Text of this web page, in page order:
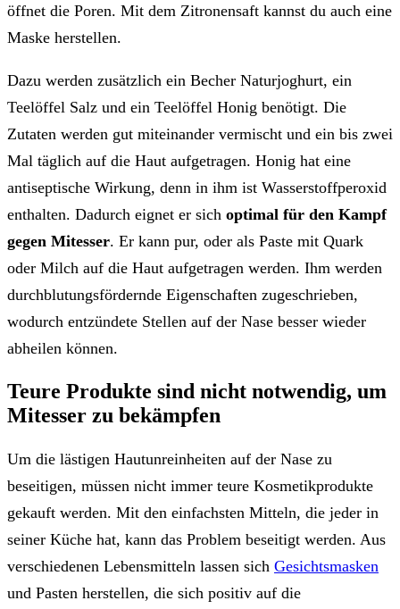
öffnet die Poren. Mit dem Zitronensaft kannst du auch eine
Maske herstellen.
Dazu werden zusätzlich ein Becher Naturjoghurt, ein
Teelöffel Salz und ein Teelöffel Honig benötigt. Die
Zutaten werden gut miteinander vermischt und ein bis zwei
Mal täglich auf die Haut aufgetragen. Honig hat eine
antiseptische Wirkung, denn in ihm ist Wasserstoffperoxid
enthalten. Dadurch eignet er sich optimal für den Kampf
gegen Mitesser. Er kann pur, oder als Paste mit Quark
oder Milch auf die Haut aufgetragen werden. Ihm werden
durchblutungsfördernde Eigenschaften zugeschrieben,
wodurch entzündete Stellen auf der Nase besser wieder
abheilen können.
Teure Produkte sind nicht notwendig, um
Mitesser zu bekämpfen
Um die lästigen Hautunreinheiten auf der Nase zu
beseitigen, müssen nicht immer teure Kosmetikprodukte
gekauft werden. Mit den einfachsten Mitteln, die jeder in
seiner Küche hat, kann das Problem beseitigt werden. Aus
verschiedenen Lebensmitteln lassen sich Gesichtsmasken
und Pasten herstellen, die sich positiv auf die